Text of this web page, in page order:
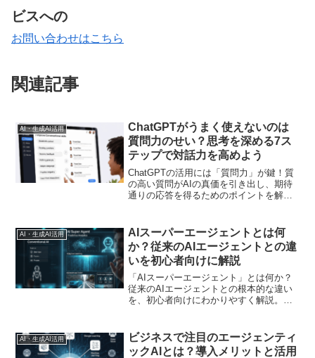
ビスへの
お問い合わせはこちら
関連記事
AI・生成AI活用
ChatGPTがうまく使えないのは
質問力のせい？思考を深める7ス
テップで対話力を高めよう
ChatGPTの活用には「質問力」が鍵！質
の高い質問がAIの真価を引き出し、期待
通りの応答を得るためのポイントを解説
AI・生成AI活用
AIスーパーエージェントとは何
か？従来のAIエージェントとの違
いを初心者向けに解説
「AIスーパーエージェント」とは何か？
従来のAIエージェントとの根本的な違い
を、初心者向けにわかりやすく解説。自
用法、未来の必須知識LLMOまでを網羅し
ます
AI・生成AI活用
ビジネスで注目のエージェンティ
ックAIとは？導入メリットと活用